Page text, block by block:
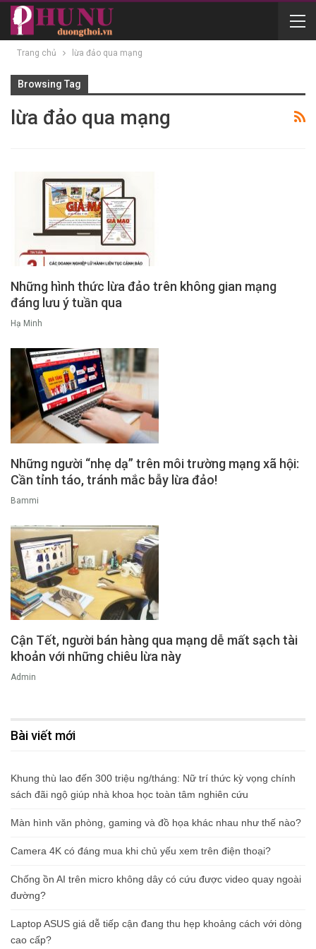
Trang chủ lừa đảo qua mạng
Browsing Tag
lừa đảo qua mạng
Những hình thức lừa đảo trên không gian mạng
đáng lưu ý tuần qua
Hạ Minh
Những người “nhẹ dạ” trên môi trường mạng xã hội:
Cần tỉnh táo, tránh mắc bẫy lừa đảo!
Bammi
Cận Tết, người bán hàng qua mạng dễ mất sạch tài
khoản với những chiêu lừa này
Admin
Bài viết mới
Khung thù lao đến 300 triệu ng/tháng: Nữ trí thức kỳ vọng chính
sách đãi ngộ giúp nhà khoa học toàn tâm nghiên cứu
Màn hình văn phòng, gaming và đồ họa khác nhau như thế nào?
Camera 4K có đáng mua khi chủ yếu xem trên điện thoại?
Chống ồn AI trên micro không dây có cứu được video quay ngoài
đường?
Laptop ASUS giá dễ tiếp cận đang thu hẹp khoảng cách với dòng
cao cấp?